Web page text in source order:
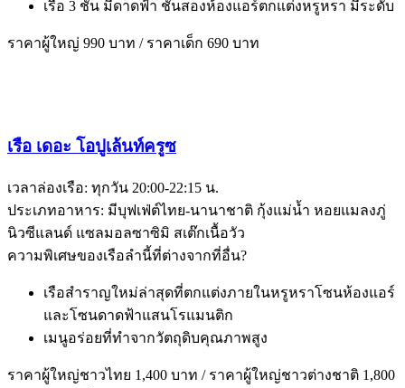
เรือ 3 ชั้น มีดาดฟ้า ชั้นสองห้องแอร์ตกแต่งหรูหรา มีระดับ
ราคาผู้ใหญ่ 990 บาท / ราคาเด็ก 690 บาท
เรือ เดอะ โอปูเล้นท์ครูซ
เวลาล่องเรือ: ทุกวัน 20:00-22:15 น.
ประเภทอาหาร: มีบุฟเฟ่ต์ไทย-นานาชาติ กุ้งแม่น้ำ หอยแมลงภู่
นิวซีแลนด์ แซลมอลซาซิมิ สเต๊กเนื้อวัว
ความพิเศษของเรือลำนี้ที่ต่างจากที่อื่น?
เรือสำราญใหม่ล่าสุดที่ตกแต่งภายในหรูหราโซนห้องแอร์
และโซนดาดฟ้าแสนโรแมนติก
เมนูอร่อยที่ทำจากวัตถุดิบคุณภาพสูง
ราคาผู้ใหญ่ชาวไทย 1,400 บาท / ราคาผู้ใหญ่ชาวต่างชาติ 1,800